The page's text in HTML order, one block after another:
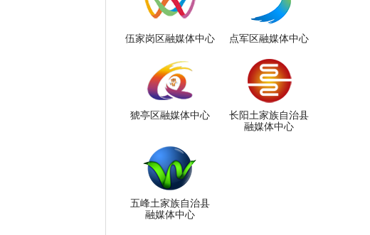
伍家岗区融媒体中心 点军区融媒体中心
猇亭区融媒体中心
长阳土家族自治县
融媒体中心
五峰土家族自治县
融媒体中心